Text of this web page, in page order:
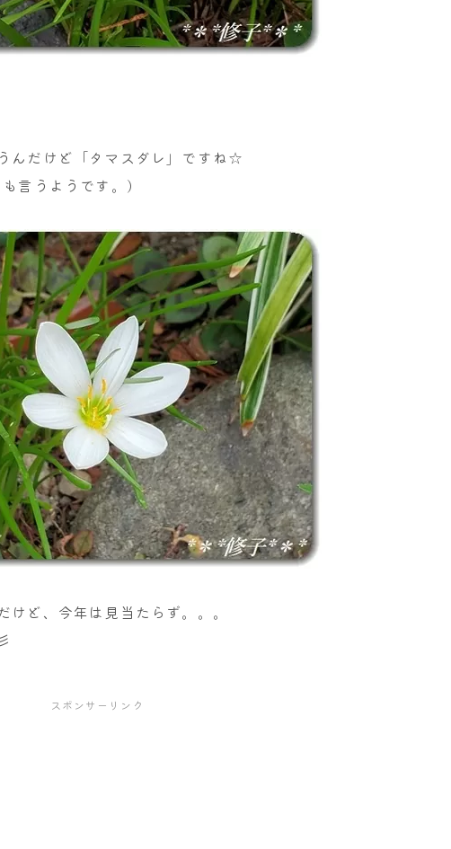
んだけど「タマスダレ」ですね☆
言うようです。)
ど、今年は見当たらず。。。
スポンサーリンク